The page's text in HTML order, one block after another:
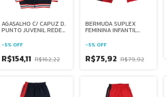
AGASALHO C/ CAPUZ D.
PUNTO JUVENIL REDE
-5% OFF
R$154,11 R$162,22
BERMUDA SUPLEX
FEMININA INFANTIL
BRASIL
-5% OFF
R$75,92 R$79,92